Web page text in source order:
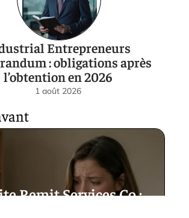
Entrepreneurs
: obligations après
l’obtention en 2026
1 août 2026
Remit Services Co :